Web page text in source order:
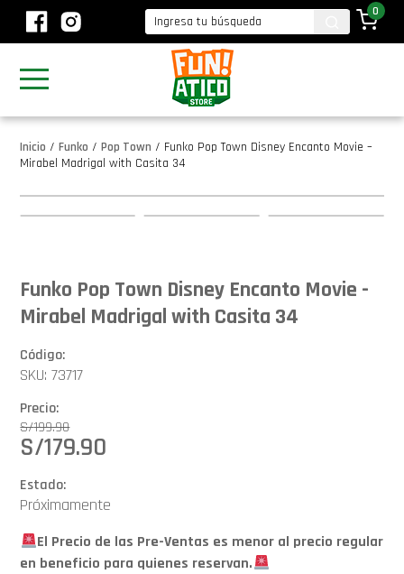
0
Inicio / Funko / Pop Town / Funko Pop Town Disney Encanto Movie –
Mirabel Madrigal with Casita 34
Funko Pop Town Disney Encanto Movie -
Mirabel Madrigal with Casita 34
Código:
SKU: 73717
Precio:
S/199.90
S/179.90
Estado:
Próximamente
El Precio de las Pre-Ventas es menor al precio regular
en beneficio para quienes reservan.